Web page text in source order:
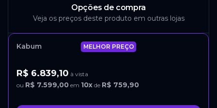
Opções de compra
Veja os preços deste produto em outras lojas
Kabum MELHOR PREÇO
R$ 6.839,10 à vista
ou R$ 7.599,00 em 10x de R$ 759,90